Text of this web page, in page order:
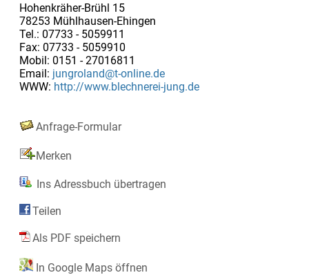
Hohenkräher-Brühl 15
78253 Mühlhausen-Ehingen
Tel.: 07733 - 5059911
Fax: 07733 - 5059910
Mobil: 0151 - 27016811
Email: jungroland@t-online.de
WWW: http://www.blechnerei-jung.de
Anfrage-Formular
Merken
Ins Adressbuch übertragen
Teilen
Als PDF speichern
In Google Maps öffnen